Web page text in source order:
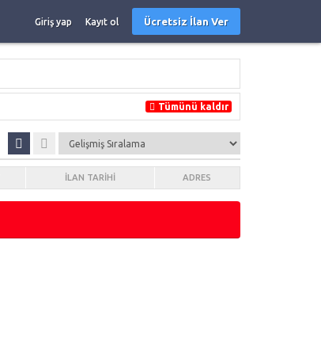
Giriş yap Kayıt ol Ücretsiz İlan Ver
Tümünü kaldır
İLAN TARIHI ADRES